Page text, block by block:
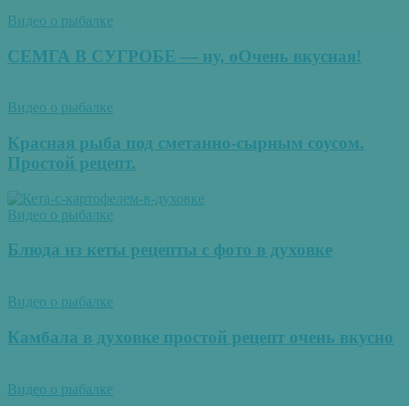
Видео о рыбалке
СЕМГА В СУГРОБЕ — ну, оОчень вкусная!
Видео о рыбалке
Красная рыба под сметанно-сырным соусом.
Простой рецепт.
Видео о рыбалке
Блюда из кеты рецепты с фото в духовке
Видео о рыбалке
Камбала в духовке простой рецепт очень вкусно
Видео о рыбалке